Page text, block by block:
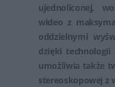
ujednoliconej,
wideo z
oddzielnymi
dzięki technologii
umożliwia także
stereoskopowej z